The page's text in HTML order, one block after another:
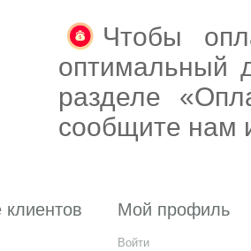
Чтобы
оптимальный
разделе
сообщите нам
Мой профиль
Войти